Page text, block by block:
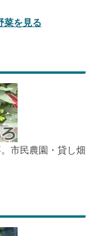
菜を見る
市民農園・貸し畑